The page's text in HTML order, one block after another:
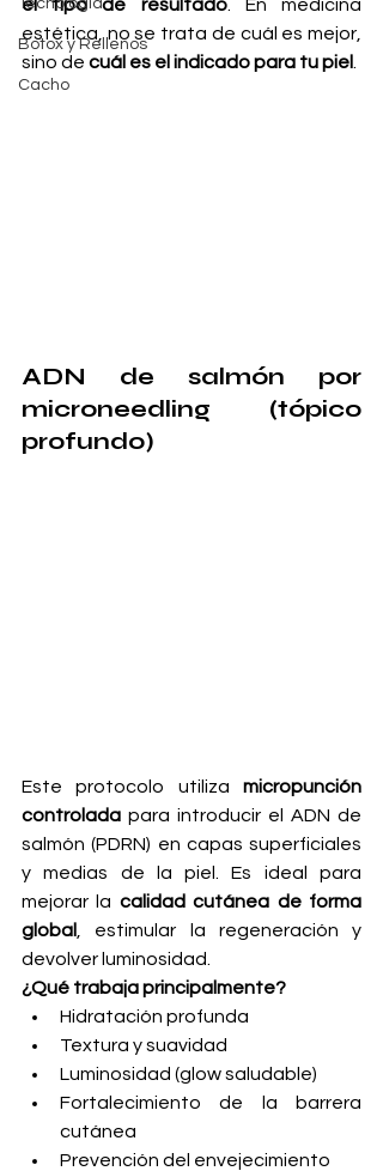
Tecnología
Botox y Rellenos
Cacho
el tipo de resultado. En medicina
estética, no se trata de cuál es mejor,
sino de cuál es el indicado para tu piel
ADN de salmón por
microneedling (tópico
profundo)
Este protocolo utiliza micropunción
controlada para introducir el ADN de
salmón (PDRN) en capas superficiales
y medias de la piel. Es ideal para
mejorar la calidad cutánea de forma
global
, estimular la regeneración y
devolver luminosidad.
¿Qué trabaja principalmente?
Hidratación profunda
Textura y suavidad
Luminosidad (glow saludable)
Fortalecimiento de la barrera
cutánea
Prevención del envejecimiento